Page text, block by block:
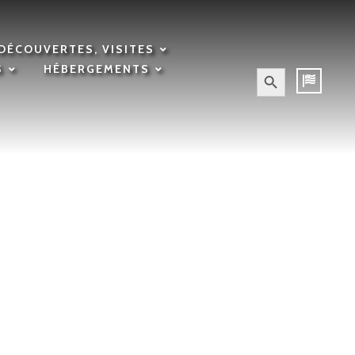
VISITES
HÉBERGEMENTS
Search
for:
Search Button